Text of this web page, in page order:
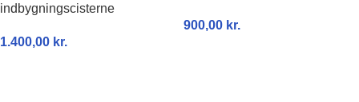
indbygningscisterne
1.400,00 kr.
900,00 kr.